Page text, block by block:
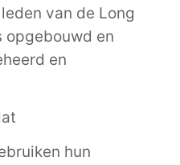
van de Long
opgebouwd en
en
hun